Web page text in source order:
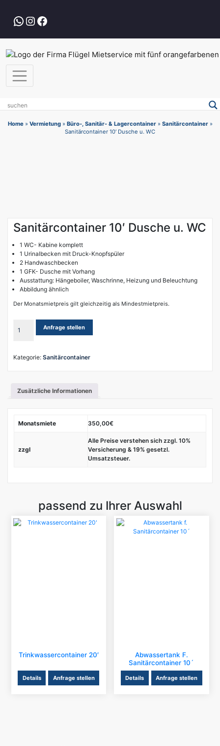
springenWhatsApp
Instagram
Facebook
Home» Vermietung» Büro-, Sanitär- & Lagercontainer» Sanitärcontainer»
Sanitärcontainer 10′ Dusche u. WC
Sanitärcontainer 10′ Dusche u. WC
1 WC- Kabine komplett
1 Urinalbecken mit Druck-Knopfspüler
2 Handwaschbecken
1 GFK- Dusche mit Vorhang
Ausstattung: Hängeboiler, Waschrinne, Heizung und Beleuchtung
Abbildung ähnlich
Der Monatsmietpreis gilt gleichzeitig als Mindestmietpreis.
10'
WC
Anfrage stellen
Kategorie: Sanitärcontainer
Zusätzliche Informationen
Monatsmiete 350,00€
zzgl
Alle Preise verstehen sich zzgl. 10%
Versicherung & 19% gesetzl.
Umsatzsteuer.
passend zu Ihrer Auswahl
Trinkwassercontainer 20′
Details Anfrage stellen
Abwassertank F.
Sanitärcontainer 10´
Details Anfrage stellen